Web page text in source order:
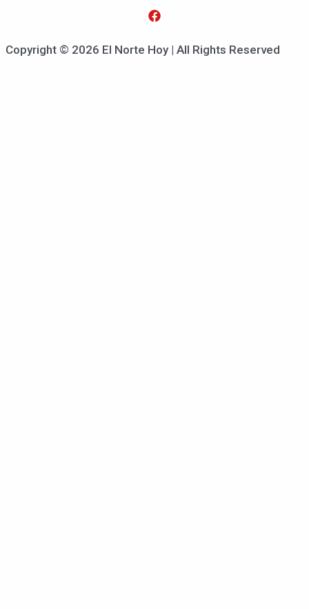
Copyright © 2026 El Norte Hoy | All Rights Reserved